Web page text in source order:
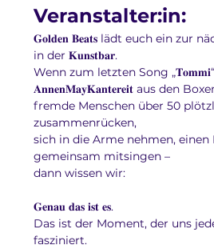
Veranstalter:in:
𝐆𝐨𝐥𝐝𝐞𝐧 𝐁𝐞𝐚𝐭𝐬 lädt euch ein zur
in der 𝐊𝐮𝐧𝐬𝐭𝐛𝐚𝐫.
Wenn zum letzten Song
𝐀𝐧𝐧𝐞𝐧𝐌𝐚𝐲𝐊𝐚𝐧𝐭𝐞𝐫𝐞𝐢𝐭 aus den
fremde Menschen über 50
zusammenrücken,
sich in die Arme nehmen, einen
gemeinsam mitsingen –
dann wissen wir:
𝐆𝐞𝐧𝐚𝐮 𝐝𝐚𝐬 𝐢𝐬𝐭 𝐞𝐬.
Das ist der Moment, der uns
fasziniert.